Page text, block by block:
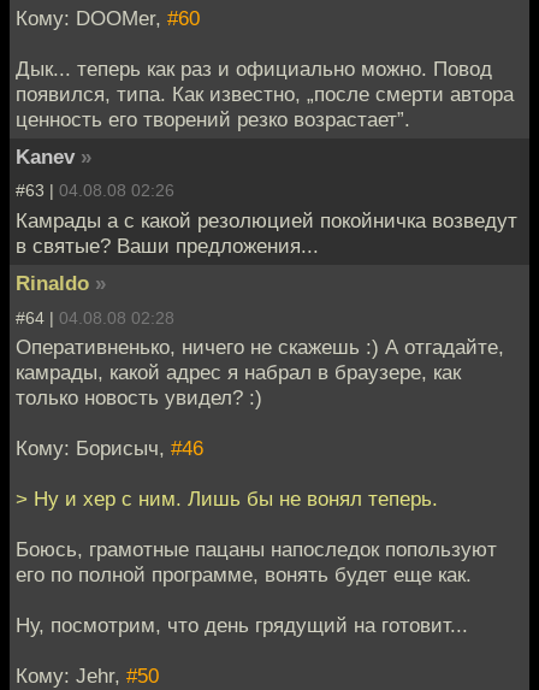
Кому: DOOMer, #60
Дык... теперь как раз и официально можно. Повод
появился, типа. Как известно, „после смерти автора
ценность его творений резко возрастает”.
Kanev »
#63 | 04.08.08 02:26
Камрады а с какой резолюцией покойничка возведут
в святые? Ваши предложения...
Rinaldo »
#64 | 04.08.08 02:28
Оперативненько, ничего не скажешь :) А отгадайте,
камрады, какой адрес я набрал в браузере, как
только новость увидел? :)
Кому: Борисыч, #46
> Ну и хер с ним. Лишь бы не вонял теперь.
Боюсь, грамотные пацаны напоследок попользуют
его по полной программе, вонять будет еще как.
Ну, посмотрим, что день грядущий на готовит...
Кому: Jehr, #50